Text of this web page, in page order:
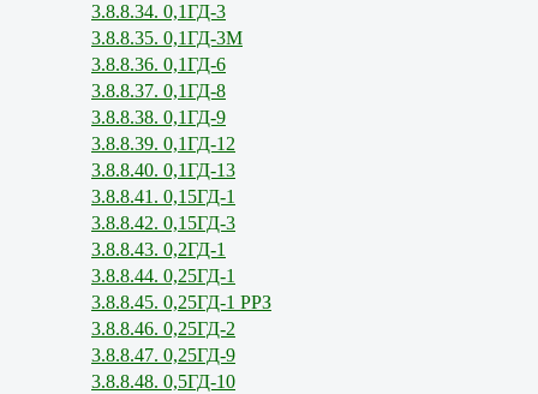
3.8.8.34. 0,1ГД-3
3.8.8.35. 0,1ГД-3М
3.8.8.36. 0,1ГД-6
3.8.8.37. 0,1ГД-8
3.8.8.38. 0,1ГД-9
3.8.8.39. 0,1ГД-12
3.8.8.40. 0,1ГД-13
3.8.8.41. 0,15ГД-1
3.8.8.42. 0,15ГД-3
3.8.8.43. 0,2ГД-1
3.8.8.44. 0,25ГД-1
3.8.8.45. 0,25ГД-1 РРЗ
3.8.8.46. 0,25ГД-2
3.8.8.47. 0,25ГД-9
3.8.8.48. 0,5ГД-10